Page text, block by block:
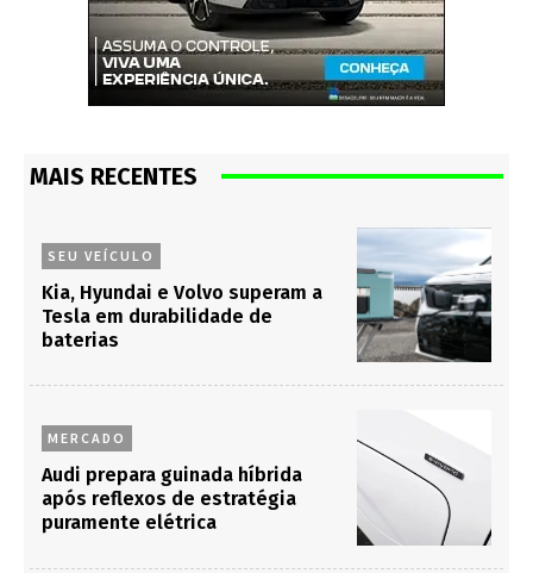
MAIS RECENTES
SEU VEÍCULO
Kia, Hyundai e Volvo superam a
Tesla em durabilidade de
baterias
MERCADO
Audi prepara guinada híbrida
após reflexos de estratégia
puramente elétrica